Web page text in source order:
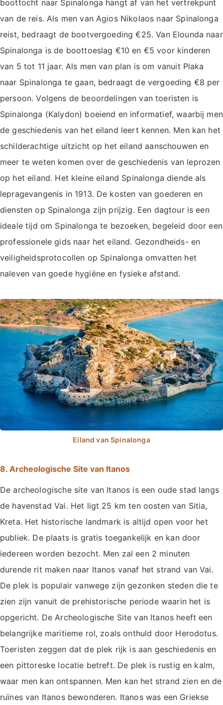
boottocht naar Spinalonga hangt af van het vertrekpunt
van de reis. Als men van Agios Nikolaos naar Spinalonga
reist, bedraagt de bootvergoeding €25. Van Elounda naar
Spinalonga is de boottoeslag €10 en €5 voor kinderen
van 5 tot 11 jaar. Als men van plan is om vanuit Plaka
naar Spinalonga te gaan, bedraagt de vergoeding €8 per
persoon. Volgens de beoordelingen van toeristen is
Spinalonga (Kalydon) boeiend en informatief, waarbij men
de geschiedenis van het eiland leert kennen. Men kan het
schilderachtige uitzicht op het eiland aanschouwen en
meer te weten komen over de geschiedenis van leprozen
op het eiland. Het kleine eiland Spinalonga diende als
lepragevangenis in 1913. De kosten van goederen en
diensten op Spinalonga zijn prijzig. Een dagtour is een
ideale tijd om Spinalonga te bezoeken, begeleid door een
professionele gids naar het eiland. Gezondheids- en
veiligheidsprotocollen op Spinalonga omvatten het
naleven van goede hygiëne en fysieke afstand.
8. Archeologische Site van Itanos
De archeologische site van Itanos is een oude stad langs
de havenstad Vai. Het ligt 25 km ten oosten van Sitia,
Kreta. Het historische landmark is altijd open voor het
publiek. De plaats is gratis toegankelijk en kan door
iedereen worden bezocht. Men zal een 2 minuten
durende rit maken naar Itanos vanaf het strand van Vai.
De plek is populair vanwege zijn gezonken steden die te
zien zijn vanuit de prehistorische periode waarin het is
opgericht. De Archeologische Site van Itanos heeft een
belangrijke maritieme rol, zoals onthuld door Herodotus.
Toeristen zeggen dat de plek rijk is aan geschiedenis en
een pittoreske locatie betreft. De plek is rustig en kalm,
waar men kan ontspannen. Men kan het strand zien en de
ruïnes van Itanos bewonderen. Itanos was een Griekse